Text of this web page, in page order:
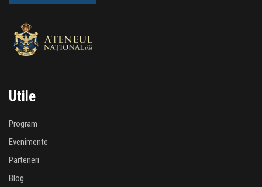
Utile
Program
Evenimente
Parteneri
Blog